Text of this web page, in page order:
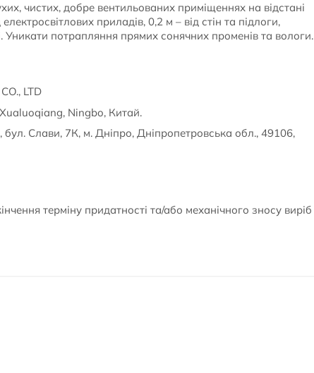
чистих, добре вентильованих приміщеннях на відстані
приладів, 0,2 м – від стін та підлоги,
Уникати потрапляння прямих сонячних променів та вологи.
LTD
Ningbo, Китай.
Слави, 7К, м. Дніпро, Дніпропетровська обл., 49106,
терміну придатності та/або механічного зносу виріб